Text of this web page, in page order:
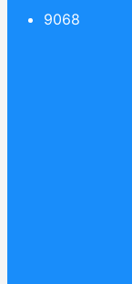
9068